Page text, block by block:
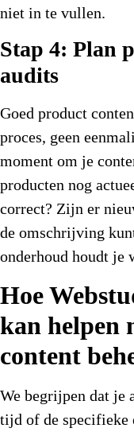
niet in te vullen.
Stap 4: Plan
audits
Goed product
proces, geen
moment om je
producten nog
correct? Zijn er
de omschrijving
onderhoud houdt je
Hoe
kan helpen
content
We begrijpen dat je
tijd of de specifieke